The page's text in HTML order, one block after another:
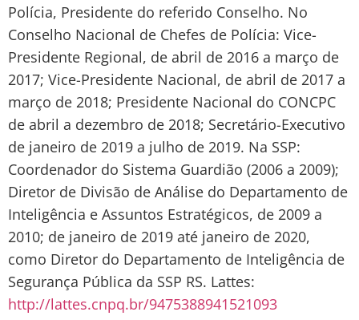
Polícia, Presidente do referido Conselho. No
Conselho Nacional de Chefes de Polícia: Vice-
Presidente Regional, de abril de 2016 a março de
2017; Vice-Presidente Nacional, de abril de 2017 a
março de 2018; Presidente Nacional do CONCPC
de abril a dezembro de 2018; Secretário-Executivo
de janeiro de 2019 a julho de 2019. Na SSP:
Coordenador do Sistema Guardião (2006 a 2009);
Diretor de Divisão de Análise do Departamento de
Inteligência e Assuntos Estratégicos, de 2009 a
2010; de janeiro de 2019 até janeiro de 2020,
como Diretor do Departamento de Inteligência de
Segurança Pública da SSP RS. Lattes:
http://lattes.cnpq.br/9475388941521093